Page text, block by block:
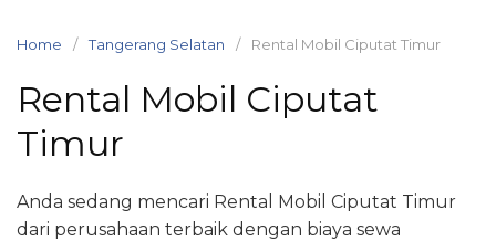
Home Tangerang Selatan Rental Mobil Ciputat Timur
Rental Mobil Ciputat
Timur
Anda sedang mencari Rental Mobil Ciputat Timur
dari perusahaan terbaik dengan biaya sewa